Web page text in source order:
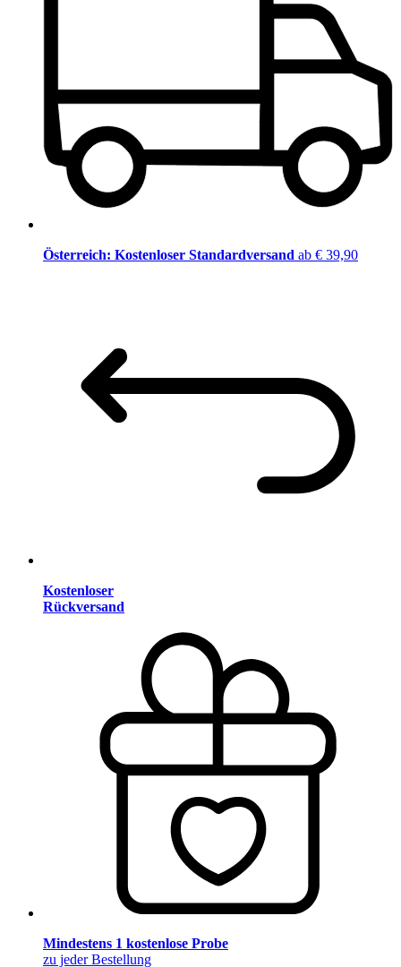
Österreich: Kostenloser Standardversand ab € 39,90
Kostenloser
Rückversand
Mindestens 1 kostenlose Probe
zu jeder Bestellung